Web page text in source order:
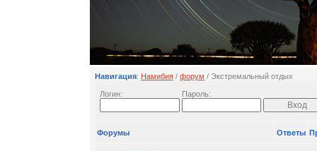
Навигация: Намибия / форум / Экстремальный отдых
Логин: Пароль:
Форумы Ответы